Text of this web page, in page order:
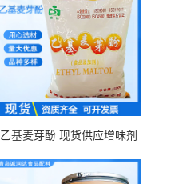
乙基麦芽酚 现货供应增味剂